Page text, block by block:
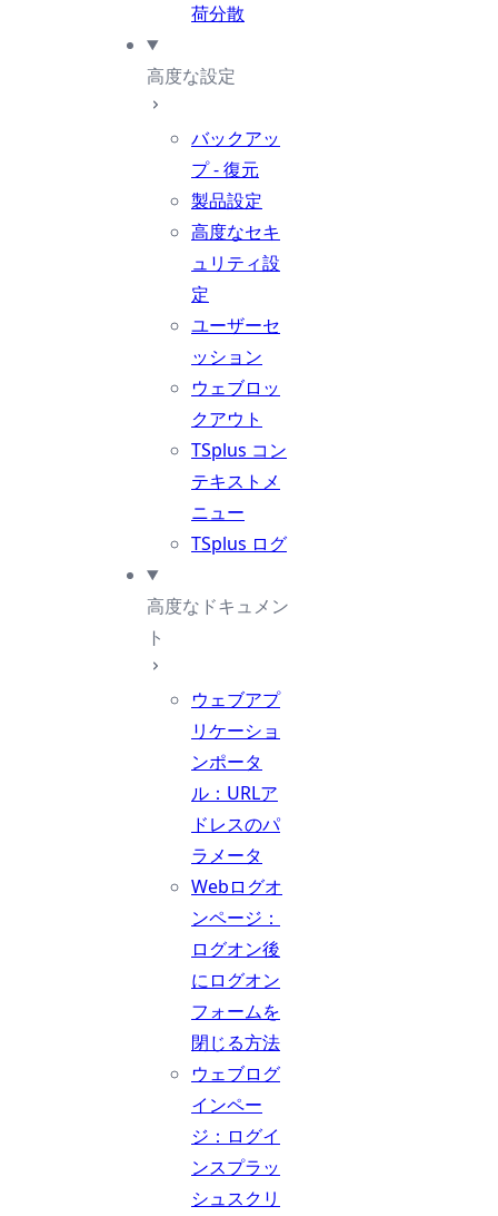
荷分散
高度な設定
バックアッ
プ - 復元
製品設定
高度なセキ
ュリティ設
定
ユーザーセ
ッション
ウェブロッ
クアウト
TSplus コン
テキストメ
ニュー
TSplus ログ
高度なドキュメン
ト
ウェブアプ
リケーショ
ンポータ
ル：URLア
ドレスのパ
ラメータ
Webログオ
ンページ：
ログオン後
にログオン
フォームを
閉じる方法
ウェブログ
インペー
ジ：ログイ
ンスプラッ
シュスクリ